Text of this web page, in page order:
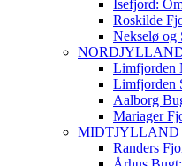
Isefjord:
Roskilde
Nekselø og
Limfjorden
Limfjorden
Aalborg
Mariager
MIDTJYLLAND
Randers